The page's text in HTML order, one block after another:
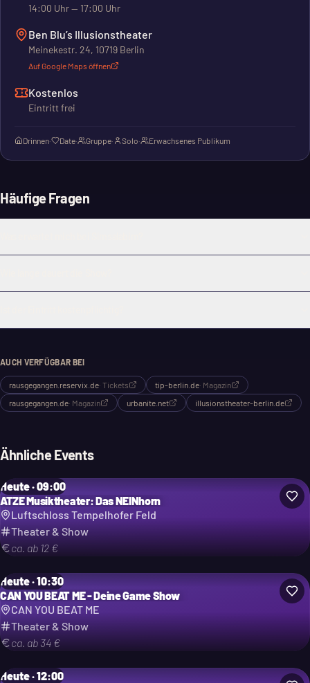
14:00 Uhr— 17:00 Uhr
Ben Blu’s Illusionstheater
Meinekestr. 24, 10719 Berlin
Auf Google Maps öffnen
Kostenlos
Eintritt frei
Drinnen· Date· Gruppe· Solo· Erwachsenes Publikum
Häufige Fragen
AUCH VERFÜGBAR BEI
rausgegangen.reservix.de· Tickets tip-berlin.de· Magazin
rausgegangen.de· Magazin urbanite.net illusionstheater-berlin.de
Ähnliche Events
Heute · 09:00
ATZE Musiktheater: Das NEINhorn
Luftschloss Tempelhofer Feld
Theater & Show
ca. ab 12 €
Heute · 10:30
CAN YOU BEAT ME - Deine Game Show
CAN YOU BEAT ME
Theater & Show
ca. ab 34 €
Heute · 12:00